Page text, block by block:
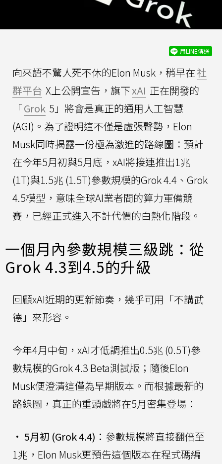
用LINE傳送
向來語不驚人死不休的Elon Musk，稍早在社
群平台 X上公開宣告，旗下xAI 正在開發的
「Grok 5」將會是真正的通用人工智慧
(AGI)。為了證明這不僅是虛張聲勢，Elon
Musk同時揭露一份極為激進的路線圖：預計
在今年5月初與5月底，xAI將接連推出1兆
(1T)與1.5兆 (1.5T)參數規模的Grok 4.4、Grok
4.5模型，意味全球AI業者間的算力軍備競
賽，已經正式進入不計代價的白熱化階段。
一個月內參數規模三級跳：從
Grok 4.3到4.5的升級
回顧xAI近期的更新節奏，幾乎可用「不講武
德」來形容。
今年4月中旬，xAI才低調推出0.5兆 (0.5T)參
數規模的Grok 4.3 Beta測試版；隨後Elon
Musk便澄清這僅為早期版本。而根據最新的
路線圖，真正的重頭戲將在5月密集登場：
• 5月初 (Grok 4.4)： 參數規模將直接翻倍至
1兆，Elon Musk更預告這個版本在程式碼編